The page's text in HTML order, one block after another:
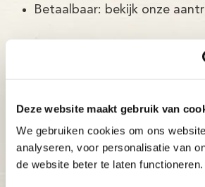
Deze website maakt gebruik van
We gebruiken cookies om ons
analyseren, voor personalisatie van
de website beter te laten functioneren.
Betaalbaar: bekijk onze